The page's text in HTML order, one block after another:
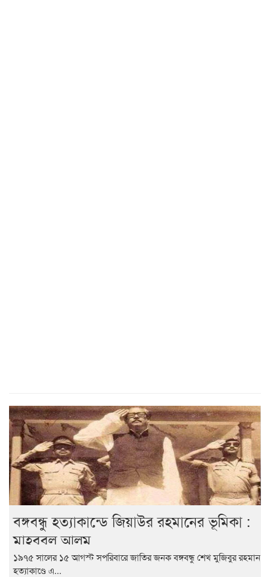
বঙ্গবন্ধু হত্যাকান্ডে জিয়াউর রহমানের ভূমিকা :
মাহবুবুল আলম
১৯৭৫ সালের ১৫ আগস্ট সপরিবারে জাতির জনক বঙ্গবন্ধু শেখ মুজিবুর রহমান
হত্যাকাণ্ডে এ...